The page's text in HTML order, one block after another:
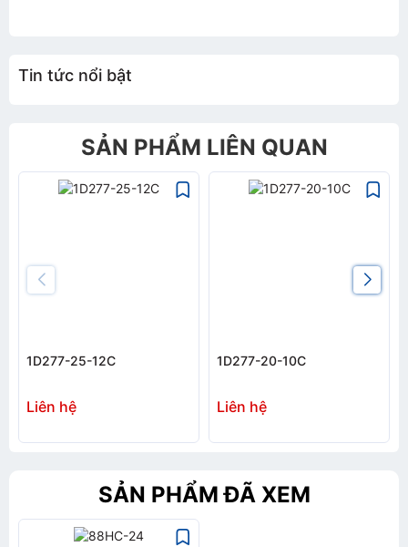
Tin tức nổi bật
SẢN PHẨM LIÊN QUAN
1D277-25-12C
Liên hệ
1D277-20-10C
Liên hệ
SẢN PHẨM ĐÃ XEM